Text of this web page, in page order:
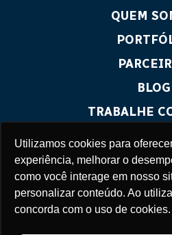
Utilizamos cookies para
experiência, melhorar o
como você interage em nosso
personalizar conteúdo. Ao
concorda com o uso de cookies.
QUEM
BLOG
TRABALHE